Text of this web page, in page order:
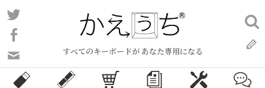
コ
ン
ン
ツ
すべてのキーボードが あなた専用になる
い
合
検
索: